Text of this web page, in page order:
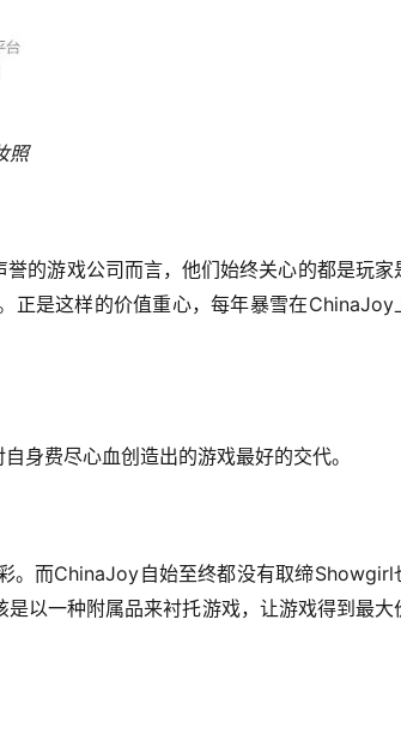
照
的游戏公司而言，他们始终关心的都是玩家
正是这样的价值重心，每年暴雪在ChinaJoy
身费尽心血创造出的游戏最好的交代。
。而ChinaJoy自始至终都没有取缔Showgirl
是以一种附属品来衬托游戏，让游戏得到最大